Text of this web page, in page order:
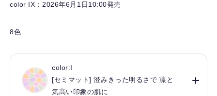
color IX：2026年6月1日10:00発売
8色
color:I
[セミマット] 澄みきった明るさで 凛と
気高い印象の肌に